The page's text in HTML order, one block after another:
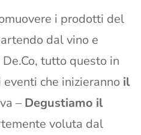
i prodotti del
dal vino e
tutto questo in
che inizieranno il
– Degustiamo il
voluta dal